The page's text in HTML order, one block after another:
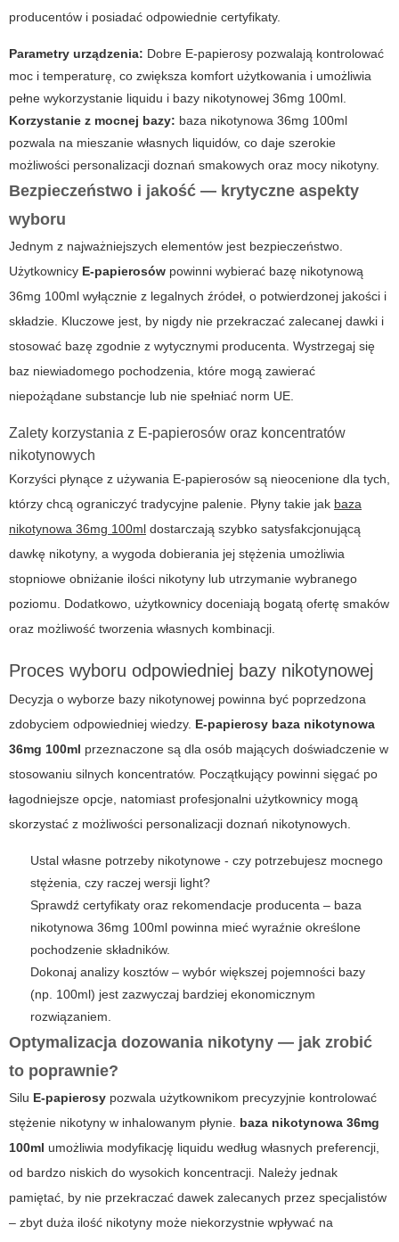
producentów i posiadać odpowiednie certyfikaty.
Parametry urządzenia: Dobre E-papierosy pozwalają kontrolować
moc i temperaturę, co zwiększa komfort użytkowania i umożliwia
pełne wykorzystanie liquidu i bazy nikotynowej 36mg 100ml.
Korzystanie z mocnej bazy: baza nikotynowa 36mg 100ml
pozwala na mieszanie własnych liquidów, co daje szerokie
możliwości personalizacji doznań smakowych oraz mocy nikotyny.
Bezpieczeństwo i jakość — krytyczne aspekty
wyboru
Jednym z najważniejszych elementów jest bezpieczeństwo.
Użytkownicy E-papierosów powinni wybierać bazę nikotynową
36mg 100ml wyłącznie z legalnych źródeł, o potwierdzonej jakości i
składzie. Kluczowe jest, by nigdy nie przekraczać zalecanej dawki i
stosować bazę zgodnie z wytycznymi producenta. Wystrzegaj się
baz niewiadomego pochodzenia, które mogą zawierać
niepożądane substancje lub nie spełniać norm UE.
Zalety korzystania z E-papierosów oraz koncentratów
nikotynowych
Korzyści płynące z używania E-papierosów są nieocenione dla tych,
którzy chcą ograniczyć tradycyjne palenie. Płyny takie jak baza
nikotynowa 36mg 100ml dostarczają szybko satysfakcjonującą
dawkę nikotyny, a wygoda dobierania jej stężenia umożliwia
stopniowe obniżanie ilości nikotyny lub utrzymanie wybranego
poziomu. Dodatkowo, użytkownicy doceniają bogatą ofertę smaków
oraz możliwość tworzenia własnych kombinacji.
Proces wyboru odpowiedniej bazy nikotynowej
Decyzja o wyborze bazy nikotynowej powinna być poprzedzona
zdobyciem odpowiedniej wiedzy. E-papierosy baza nikotynowa
36mg 100ml przeznaczone są dla osób mających doświadczenie w
stosowaniu silnych koncentratów. Początkujący powinni sięgać po
łagodniejsze opcje, natomiast profesjonalni użytkownicy mogą
skorzystać z możliwości personalizacji doznań nikotynowych.
Ustal własne potrzeby nikotynowe - czy potrzebujesz mocnego
stężenia, czy raczej wersji light?
Sprawdź certyfikaty oraz rekomendacje producenta – baza
nikotynowa 36mg 100ml powinna mieć wyraźnie określone
pochodzenie składników.
Dokonaj analizy kosztów – wybór większej pojemności bazy
(np. 100ml) jest zazwyczaj bardziej ekonomicznym
rozwiązaniem.
Optymalizacja dozowania nikotyny — jak zrobić
to poprawnie?
Silu E-papierosy pozwala użytkownikom precyzyjnie kontrolować
stężenie nikotyny w inhalowanym płynie. baza nikotynowa 36mg
100ml umożliwia modyfikację liquidu według własnych preferencji,
od bardzo niskich do wysokich koncentracji. Należy jednak
pamiętać, by nie przekraczać dawek zalecanych przez specjalistów
– zbyt duża ilość nikotyny może niekorzystnie wpływać na